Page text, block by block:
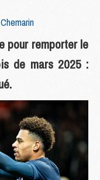
pour remporter le
de mars 2025 :